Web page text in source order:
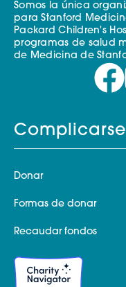
Somos la única
para Stanford
Packard Children's
programas de salud
de Medicina de
Complicarse
Donar
Formas de donar
Recaudar fondos